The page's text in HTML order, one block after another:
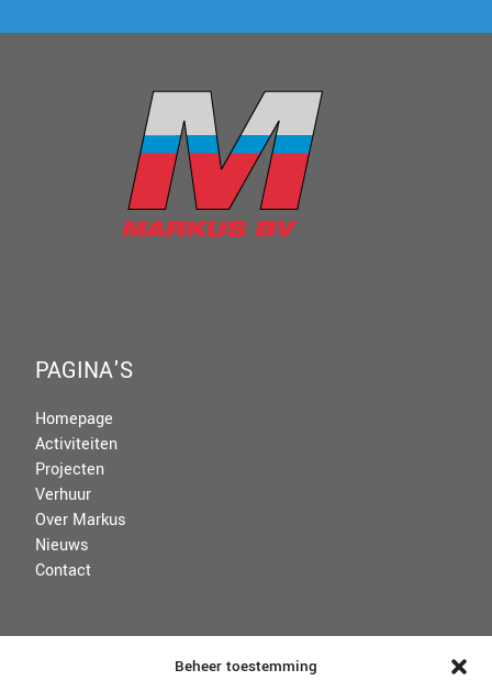
Beheer toestemming
PAGINA'S
Homepage
Activiteiten
Projecten
Verhuur
Over Markus
Nieuws
Contact
VOORWAARDEN